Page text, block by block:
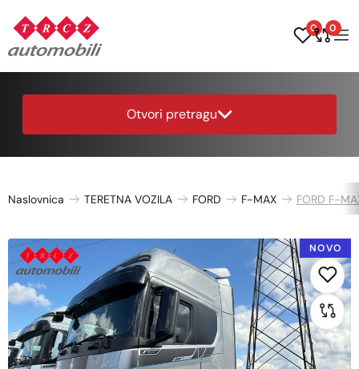
0 0
Otvori pretragu
Naslovnica TERETNA VOZILA FORD F-MAX FORD F-
NOVO